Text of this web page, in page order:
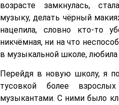
возрасте замкнулась,
музыку, делать чёрный
нацепила, словно кто-то
никчёмная, ни на что
в музыкальной школе, любила
Перейдя в новую школу, я
тусовкой более
музыкантами. С ними было